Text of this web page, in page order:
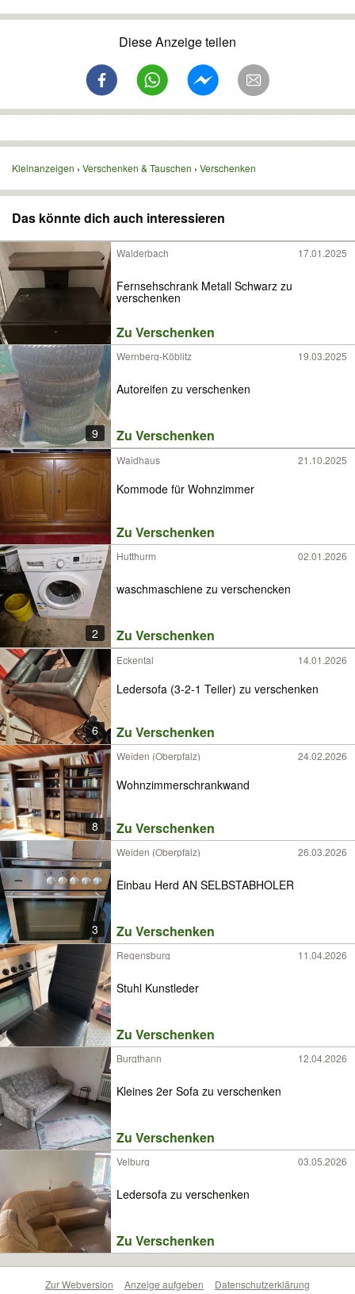
Diese Anzeige teilen
Kleinanzeigen Verschenken & Tauschen Verschenken
Das könnte dich auch interessieren
Walderbach 17.01.2025
Fernsehschrank Metall Schwarz zu
verschenken
Zu Verschenken
9
Wernberg-Köblitz 19.03.2025
Autoreifen zu verschenken
Zu Verschenken
Waidhaus 21.10.2025
Kommode für Wohnzimmer
Zu Verschenken
2
Hutthurm 02.01.2026
waschmaschiene zu verschencken
Zu Verschenken
6
Eckental 14.01.2026
Ledersofa (3-2-1 Teiler) zu verschenken
Zu Verschenken
8
Weiden (Oberpfalz) 24.02.2026
Wohnzimmerschrankwand
Zu Verschenken
3
Weiden (Oberpfalz) 26.03.2026
Einbau Herd AN SELBSTABHOLER
Zu Verschenken
Regensburg 11.04.2026
Stuhl Kunstleder
Zu Verschenken
Burgthann 12.04.2026
Kleines 2er Sofa zu verschenken
Zu Verschenken
Velburg 03.05.2026
Ledersofa zu verschenken
Zu Verschenken
Zur Webversion Anzeige aufgeben Datenschutzerklärung